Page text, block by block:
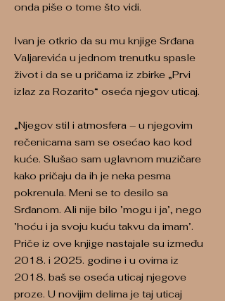
onda piše o tome što vidi.
Ivan je otkrio da su mu knjige Srđana
Valjarevića u jednom trenutku spasle
život i da se u pričama iz zbirke „Prvi
izlaz za Rozarito“ oseća njegov uticaj.
„Njegov stil i atmosfera – u njegovim
rečenicama sam se osećao kao kod
kuće. Slušao sam uglavnom muzičare
kako pričaju da ih je neka pesma
pokrenula. Meni se to desilo sa
Srđanom. Ali nije bilo ’mogu i ja’, nego
’hoću i ja svoju kuću takvu da imam’.
Priče iz ove knjige nastajale su između
2018. i 2025. godine i u ovima iz
2018. baš se oseća uticaj njegove
proze. U novijim delima je taj uticaj